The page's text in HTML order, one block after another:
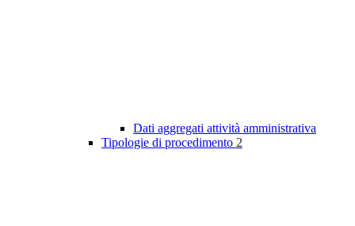
Dati aggregati attività amministrativa
Tipologie di procedimento 2